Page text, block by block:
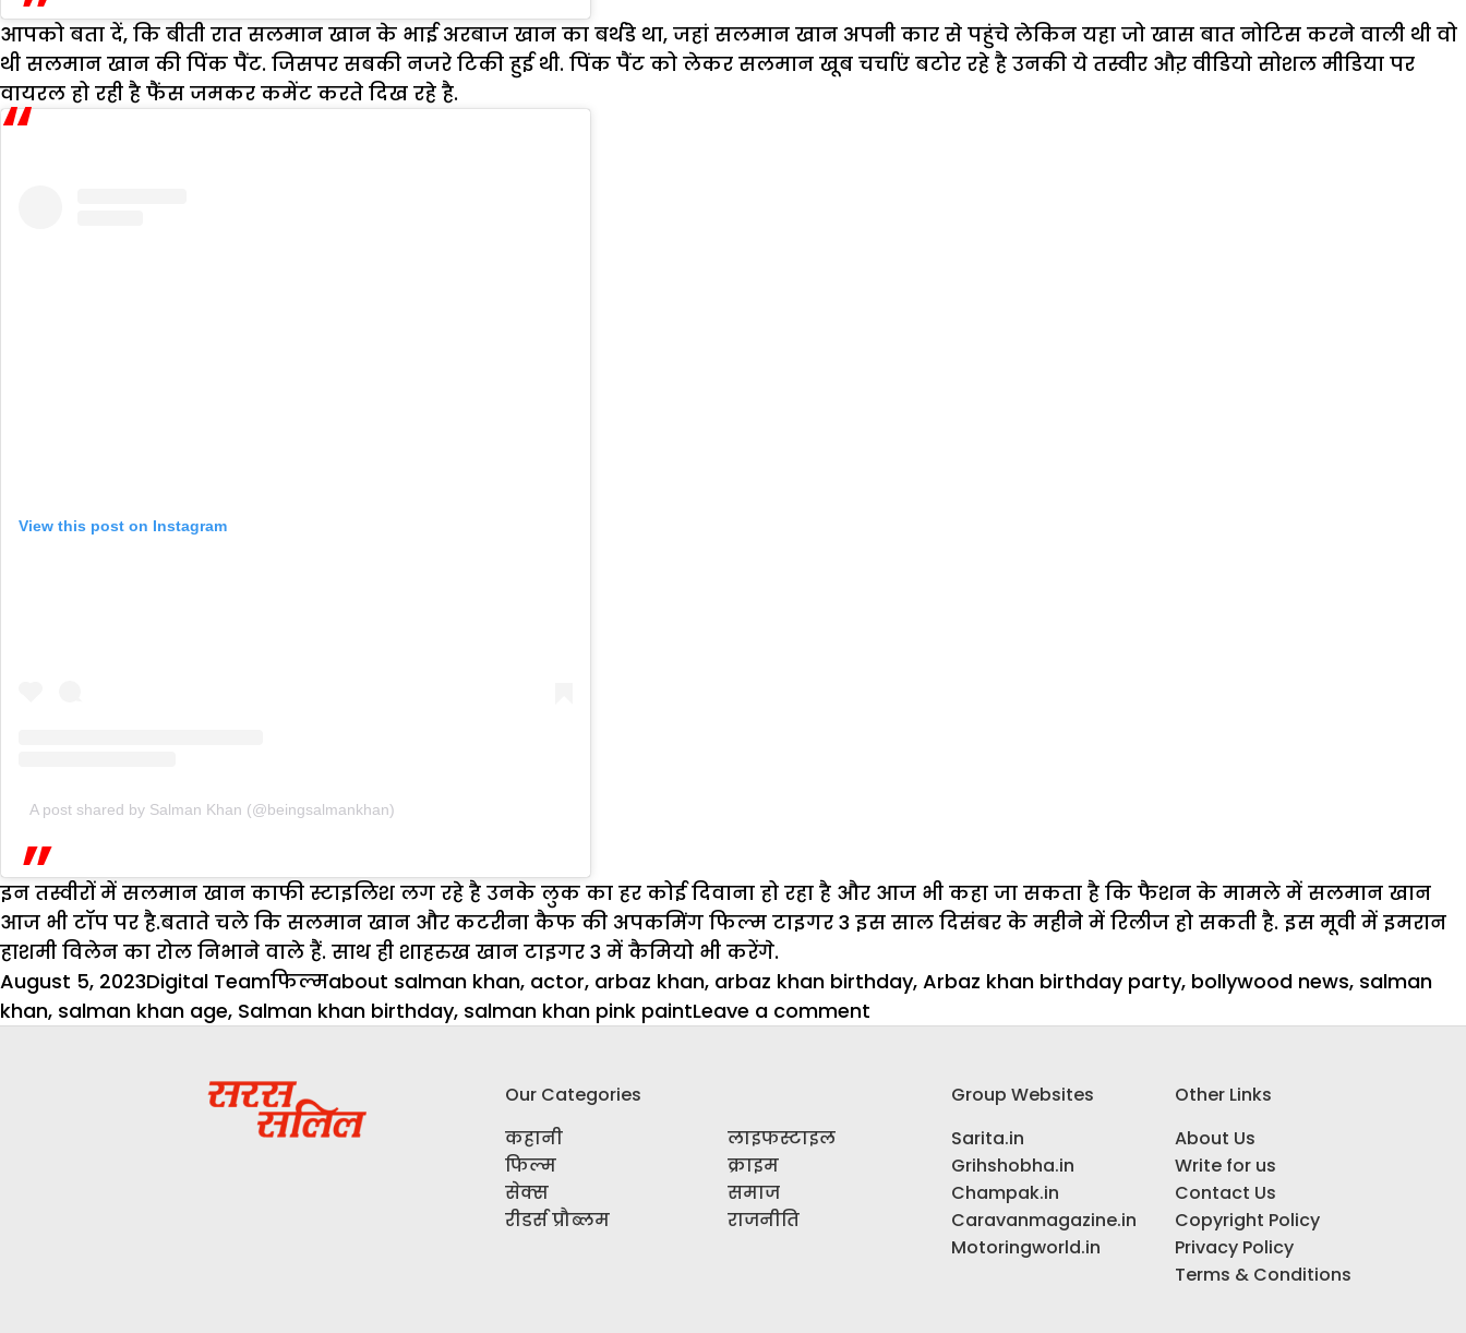
आपको बता दें, कि बीती रात सलमान खान के भाई अरबाज खान का बर्थडे था, जहां सलमान खान अपनी कार से पहुंचे लेकिन यहा जो खास बात नोटिस करने वाली थी वो
थी सलमान खान की पिंक पैंट. जिसपर सबकी नजरे टिकी हुई थी. पिंक पैंट को लेकर सलमान खूब चर्चाएं बटोर रहे है उनकी ये तस्वीर औऱ वीडियो सोशल मीडिया पर
वायरल हो रही है फैंस जमकर कमेंट करते दिख रहे है.
View this post on Instagram
A post shared by Salman Khan (@beingsalmankhan)
इन तस्वीरों में सलमान खान काफी स्टाइलिश लग रहे है उनके लुक का हर कोई दिवाना हो रहा है और आज भी कहा जा सकता है कि फैशन के मामले में सलमान खान
आज भी टॉप पर है.बताते चले कि सलमान खान और कटरीना कैफ की अपकमिंग फिल्म टाइगर 3 इस साल दिसंबर के महीने में रिलीज हो सकती है. इस मूवी में इमरान
हाशमी विलेन का रोल निभाने वाले हैं. साथ ही शाहरुख खान टाइगर 3 में कैमियो भी करेंगे.
Posted
on
August 5, 2023Author
Digital TeamCategories
फिल्मTags
about salman khan, actor, arbaz khan, arbaz khan birthday, Arbaz khan birthday party, bollywood news, salman
khan, salman khan age, Salman khan birthday, salman khan pink paintLeave a comment
Our Categories
कहानी
फिल्म
सेक्स
रीडर्स प्रौब्लम
लाइफस्टाइल
क्राइम
समाज
राजनीति
Group Websites
Sarita.in
Grihshobha.in
Champak.in
Caravanmagazine.in
Motoringworld.in
Other Links
About Us
Write for us
Contact Us
Copyright Policy
Privacy Policy
Terms & Conditions